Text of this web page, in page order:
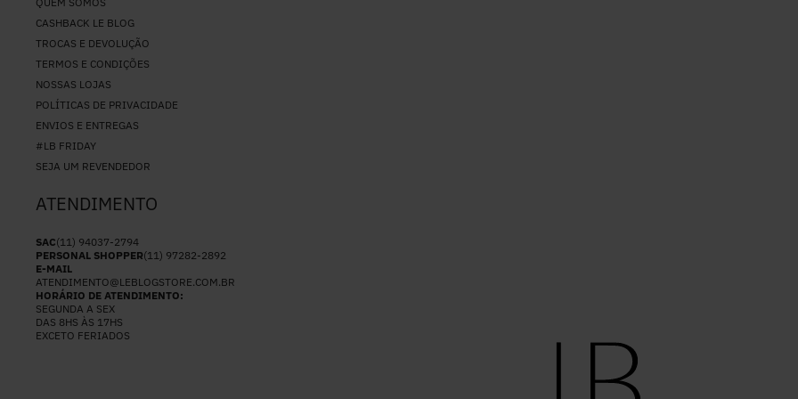
CASHBACK LE BLOG
TROCAS E DEVOLUÇÃO
TERMOS E CONDIÇÕES
NOSSAS LOJAS
POLÍTICAS DE PRIVACIDADE
ENVIOS E ENTREGAS
#LB FRIDAY
SEJA UM REVENDEDOR
ATENDIMENTO
SAC(11) 94037-2794
PERSONAL SHOPPER(11) 97282-2892
E-MAIL
ATENDIMENTO@LEBLOGSTORE.COM.BR
HORÁRIO DE ATENDIMENTO:
SEGUNDA A SEX
DAS 8HS ÀS 17HS
EXCETO FERIADOS